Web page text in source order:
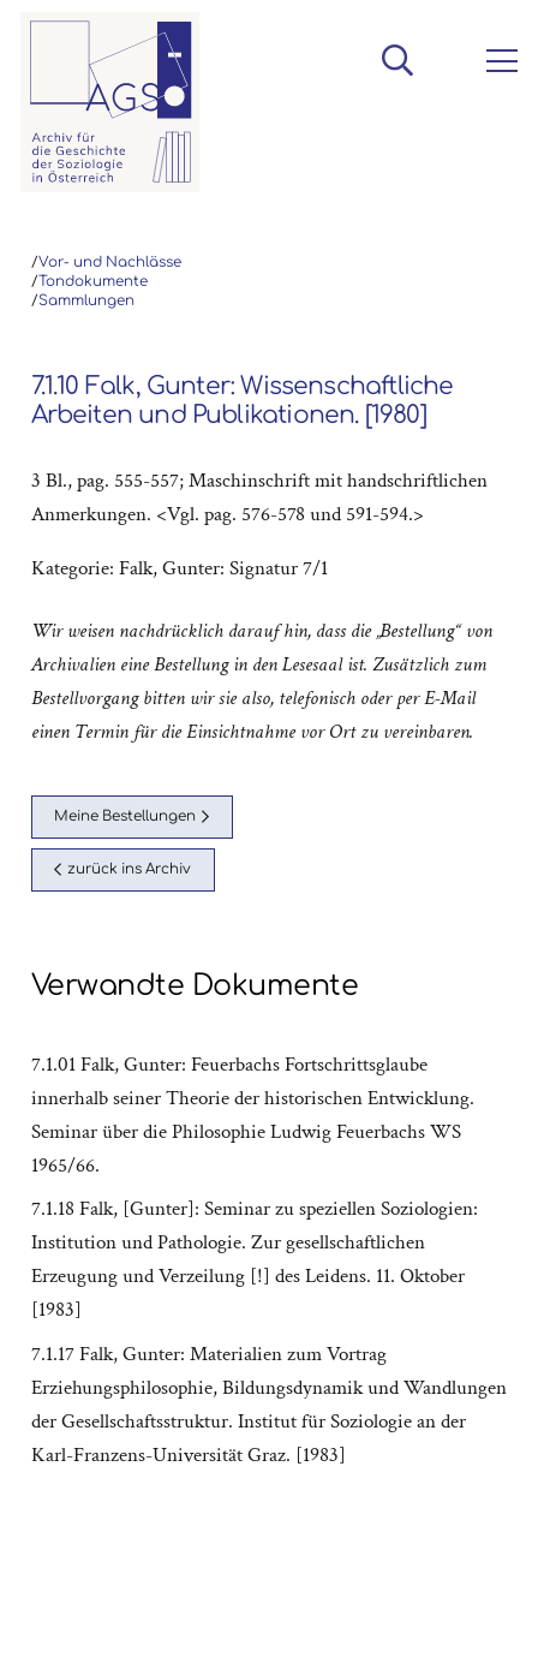
/Vor- und Nachlässe
/Tondokumente
/Sammlungen
7.1.10 Falk, Gunter: Wissenschaftliche
Arbeiten und Publikationen. [1980]
3 Bl., pag. 555-557; Maschinschrift mit handschriftlichen
Anmerkungen. <Vgl. pag. 576-578 und 591-594.>
Kategorie: Falk, Gunter: Signatur 7/1
Wir weisen nachdrücklich darauf hin, dass die „Bestellung“ von
Archivalien eine Bestellung in den Lesesaal ist. Zusätzlich zum
Bestellvorgang bitten wir sie also, telefonisch oder per E-Mail
einen Termin für die Einsichtnahme vor Ort zu vereinbaren.
Meine Bestellungen
zurück ins Archiv
Verwandte Dokumente
7.1.01 Falk, Gunter: Feuerbachs Fortschrittsglaube
innerhalb seiner Theorie der historischen Entwicklung.
Seminar über die Philosophie Ludwig Feuerbachs WS
1965/66.
7.1.18 Falk, [Gunter]: Seminar zu speziellen Soziologien:
Institution und Pathologie. Zur gesellschaftlichen
Erzeugung und Verzeilung [!] des Leidens. 11. Oktober
[1983]
7.1.17 Falk, Gunter: Materialien zum Vortrag
Erziehungsphilosophie, Bildungsdynamik und Wandlungen
der Gesellschaftsstruktur. Institut für Soziologie an der
Karl-Franzens-Universität Graz. [1983]